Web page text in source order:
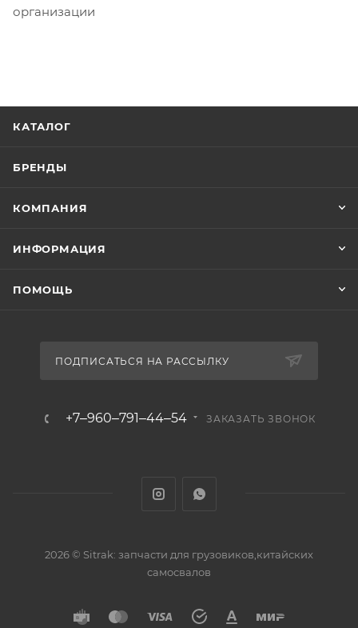
организации
КАТАЛОГ
БРЕНДЫ
КОМПАНИЯ
ИНФОРМАЦИЯ
ПОМОЩЬ
ПОДПИСАТЬСЯ НА РАССЫЛКУ
+7‒960‒791‒44‒54 ЗАКАЗАТЬ ЗВОНОК
2026 © Sitrak: запчасти для грузовиков,китайских
самосвалов